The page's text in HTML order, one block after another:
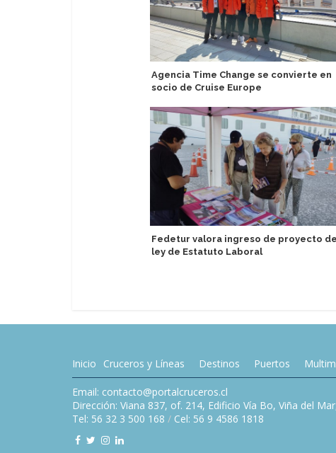
Agencia Time Change se convierte en
socio de Cruise Europe
Fedetur valora ingreso de proyecto de
ley de Estatuto Laboral
Inicio Cruceros y Líneas Destinos Puertos
Email: contacto@portalcruceros.cl
Dirección: Viana 837, of. 214, Edificio Vía Bo, Viña del
Tel: 56 32 3 500 168 / Cel: 56 9 4586 1818